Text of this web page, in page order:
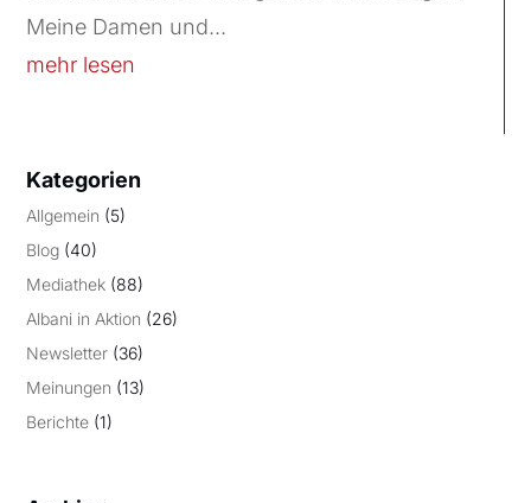
Meine Damen und...
mehr lesen
Kategorien
Allgemein (5)
Blog (40)
Mediathek (88)
Albani in Aktion (26)
Newsletter (36)
Meinungen (13)
Berichte (1)